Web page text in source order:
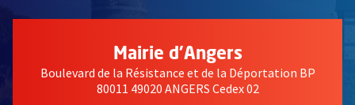
Mairie d'Angers
Boulevard de la Résistance et de la Déportation BP
80011 49020 ANGERS Cedex 02